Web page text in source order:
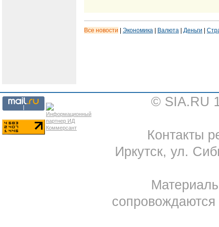
Все новости Экономика Валюта Деньги
© SIA.RU
Контакты
Иркутск, ул.